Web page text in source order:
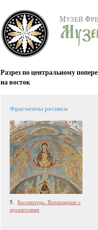
Разрез по центральному
на восток
Фрагменты росписи
5.Богоматерь. Воплощение с
архангелами